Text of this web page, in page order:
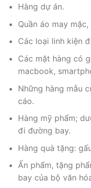
Hàng dự án.
Quần áo may
Các loại linh kiện
Các mặt hàng có
macbook,
Những hàng mẫu
cáo.
Hàng mỹ phẩm;
đi đường bay.
Hàng quà tặng:
Ấn phẩm, tặng
bay của bộ văn